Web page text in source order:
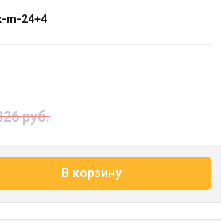
m-24+4
руб.
В корзину